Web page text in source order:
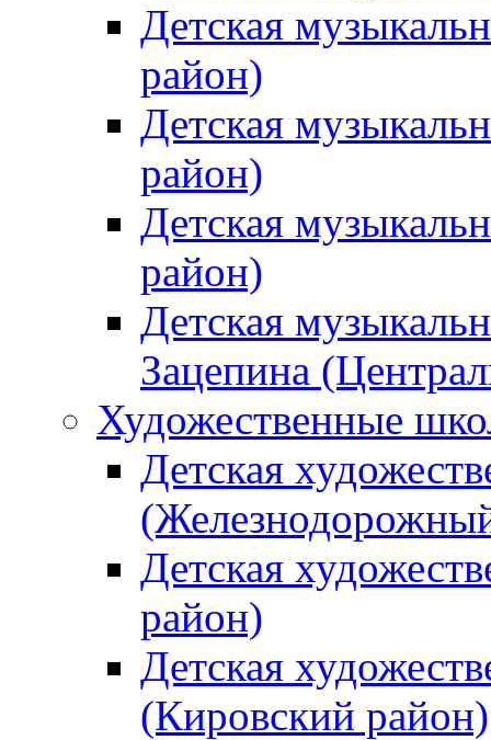
Детская
район)
Детская
район)
Детская
район)
Детская
Зацепина
Художественные
Детская
Детская
район)
Детская
(Кировский район)